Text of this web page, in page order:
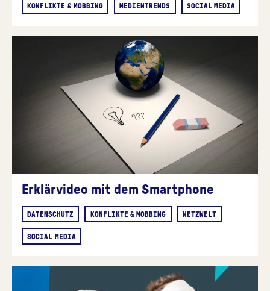
KONFLIKTE & MOBBING MEDIENTRENDS SOCIAL MEDIA
Erklärvideo mit dem Smartphone
DATENSCHUTZ KONFLIKTE & MOBBING NETZWELT
SOCIAL MEDIA